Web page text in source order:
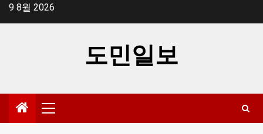
Skip9 8월 2026
도민일보
Primary
Menu